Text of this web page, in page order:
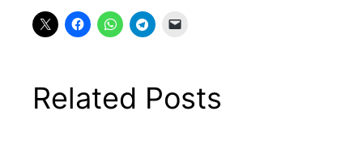
Related Posts